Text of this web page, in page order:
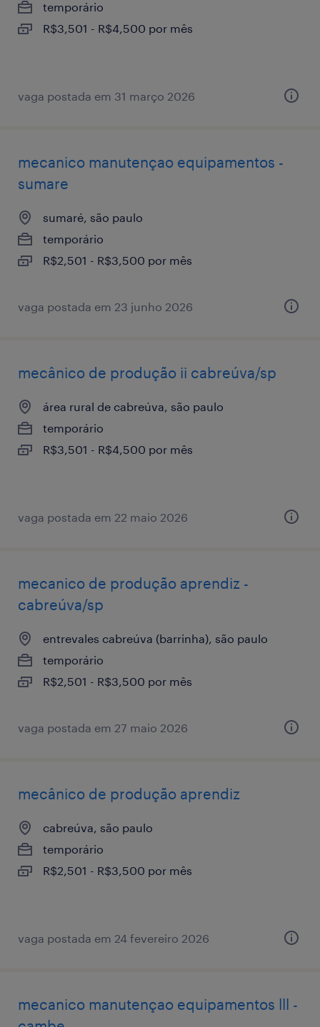
temporário
R$3,501 - R$4,500 por mês
vaga postada em 31 março 2026
mecanico manutençao equipamentos -
sumare
sumaré, são paulo
temporário
R$2,501 - R$3,500 por mês
vaga postada em 23 junho 2026
mecânico de produção ii cabreúva/sp
área rural de cabreúva, são paulo
temporário
R$3,501 - R$4,500 por mês
vaga postada em 22 maio 2026
mecanico de produção aprendiz -
cabreúva/sp
entrevales cabreúva (barrinha), são paulo
temporário
R$2,501 - R$3,500 por mês
vaga postada em 27 maio 2026
mecânico de produção aprendiz
cabreúva, são paulo
temporário
R$2,501 - R$3,500 por mês
vaga postada em 24 fevereiro 2026
mecanico manutençao equipamentos lll -